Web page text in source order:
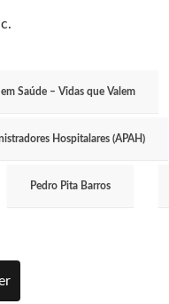
Saúde – Vidas que Valem
Hospitalares (APAH)
Pedro Pita Barros